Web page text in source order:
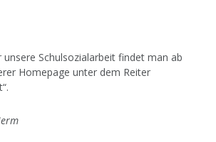
Schulsozialarbeit findet man ab
Homepage unter dem Reiter